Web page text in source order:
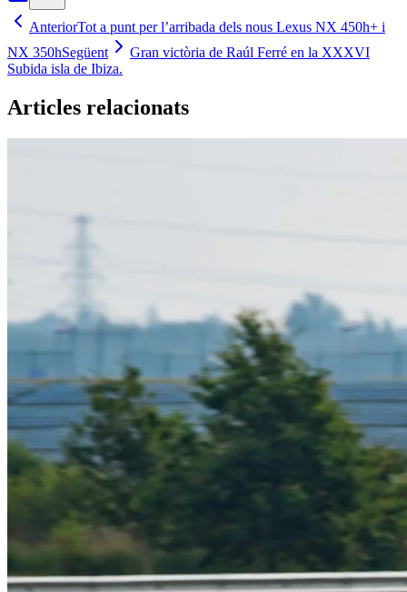
AnteriorTot a punt per l’arribada dels nous Lexus NX 450h+ i
NX 350hSegüent
Gran victòria de Raúl Ferré en la XXXVI
Subida isla de Ibiza.
Articles relacionats